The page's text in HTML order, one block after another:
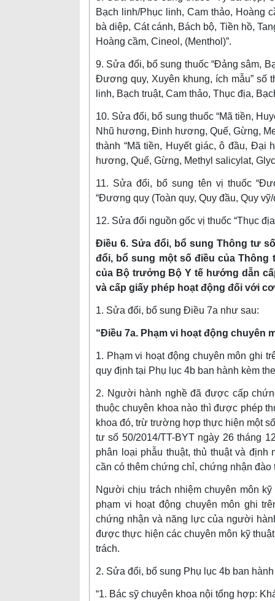
Bạch linh/Phục linh, Cam thảo, Hoàng
bà diệp, Cát cánh, Bách bộ, Tiền hồ,
Hoàng cầm, Cineol, (Menthol)”.
9. Sửa đổi, bổ sung thuốc “Đảng sâm,
Đương quy, Xuyên khung, ích mẫu” số
linh, Bạch truật, Cam thảo, Thục địa,
10. Sửa đổi, bổ sung thuốc “Mã tiền,
Nhũ hương, Đinh hương, Quế, Gừng,
thành “Mã tiền, Huyết giác, ô đầu,
hương, Quế, Gừng, Methyl salicylat,
11. Sửa đổi, bổ sung tên vị thuốc
“Đương quy (Toàn quy, Quy đầu, Quy vỹ/
12. Sửa đổi nguồn gốc vị thuốc “Thục
Điều 6. Sửa đổi, bổ sung Thông tư
đổi, bổ sung một số điều của Thông
của Bộ trưởng Bộ Y tế hướng dẫn
và cấp giấy phép hoạt động đối với
1. Sửa đổi, bổ sung Điều 7a như sau:
“Điều 7a. Phạm vi hoạt động chuyên
1. Phạm vi hoạt động chuyên môn ghi
quy định tại Phụ lục 4b ban hành kèm
2. Người hành nghề đã được cấp
thuộc chuyên khoa nào thì được phép
khoa đó, trừ trường hợp thực hiện một
tư số 50/2014/TT-BYT ngày 26 tháng
phân loại phẫu thuật, thủ thuật và
cần có thêm chứng chỉ, chứng nhận đào
Người chịu trách nhiệm chuyên môn
phạm vi hoạt động chuyên môn ghi
chứng nhận và năng lực của người
được thực hiện các chuyên môn kỹ
trách.
2. Sửa đổi, bổ sung Phụ lục 4b ban
“1. Bác sỹ chuyên khoa nội tổng hợp: